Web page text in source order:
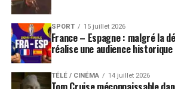
SPORT 15 juillet 2026
France – Espagne : malgré la
réalise une audience historique
TÉLÉ / CINÉMA 14 juillet 2026